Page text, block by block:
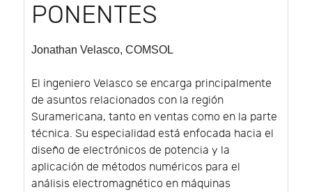
PONENTES
Jonathan Velasco, COMSOL
El ingeniero Velasco se encarga principalmente
de asuntos relacionados con la región
Suramericana, tanto en ventas como en la parte
técnica. Su especialidad está enfocada hacia el
diseño de electrónicos de potencia y la
aplicación de métodos numéricos para el
análisis electromagnético en máquinas